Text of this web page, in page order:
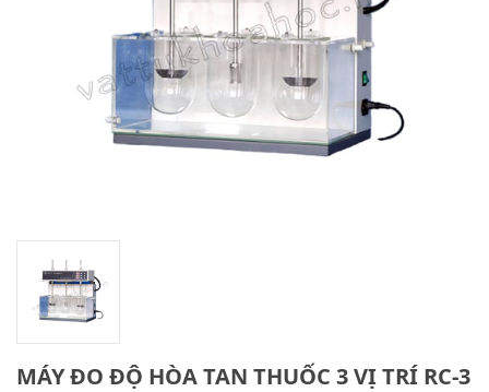
MÁY ĐO ĐỘ HÒA TAN THUỐC 3 VỊ TRÍ RC-3